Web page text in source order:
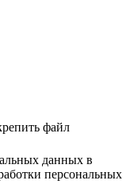
файл
данных в
персональных